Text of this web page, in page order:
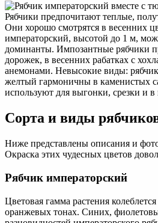
Рябчики предпочитают теплые,
Они хорошо смотрятся в весенних
императорский, высотой до 1 м,
доминанты. Импозантные рябчики
дорожек, в весенних рабатках с
анемонами. Невысокие виды:
желтый гармоничны в каменистых
используют для выгонки, срезки и в
Сорта и виды
Ниже представлены описания и
Окраска этих чудесных цветов
Рябчик императорский
Цветовая гамма растения
оранжевых тонах. Синих,